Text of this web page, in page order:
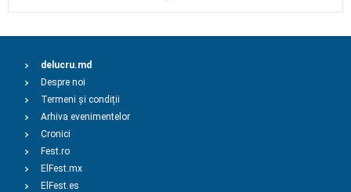
delucru.md
Despre noi
Termeni și condiții
Arhiva evenimentelor
Cronici
Fest.ro
ElFest.mx
ElFest.es